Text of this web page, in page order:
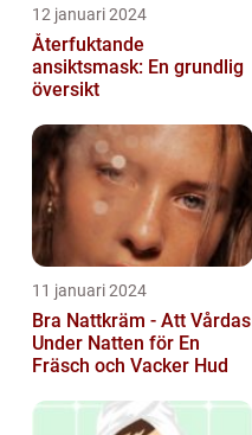
12 januari 2024
Återfuktande
ansiktsmask: En grundlig
översikt
11 januari 2024
Bra Nattkräm - Att Vårdas
Under Natten för En
Fräsch och Vacker Hud